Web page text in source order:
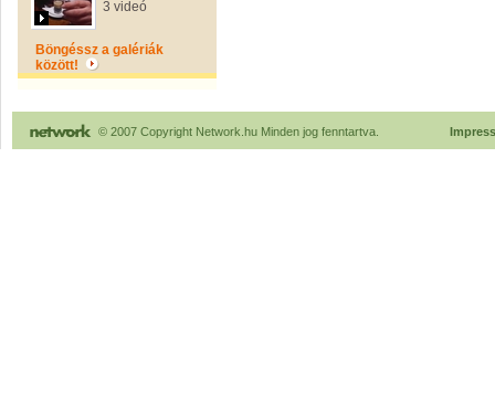
3 videó
Böngéssz a galériák
között!
© 2007 Copyright Network.hu Minden jog fenntartva.